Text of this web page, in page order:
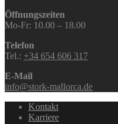
Öffnungszeiten
Mo-Fr: 10.00 – 18.00
Telefon
Tel.: +34 654 606 317
E-Mail
info@stork-mallorca.de
Kontakt
Karriere